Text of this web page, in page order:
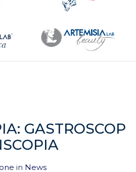
GASTROSCOP
in News